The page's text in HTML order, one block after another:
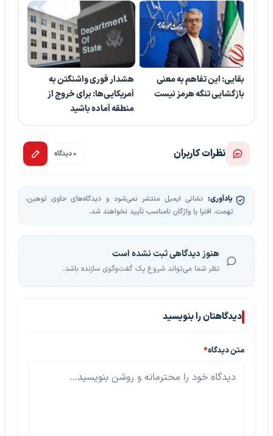
بقایی: این تفاهم به معنی
بازگشایی تنگه هرمز نیست
هشدار فوری واشنگتن به
آمریکایی‌ها: برای خروج از
منطقه آماده باشید
نظرات کاربران 0 دیدگاه
یادآوری: نشانی ایمیل منتشر نمی‌شود و دیدگاه‌های حاوی توهین،
تهمت، افترا یا واژگان نامناسب تأیید نخواهند شد.
هنوز دیدگاهی ثبت نشده است
نظر شما می‌تواند شروع یک گفت‌وگوی سازنده باشد.
دیدگاهتان را بنویسید
متن دیدگاه*